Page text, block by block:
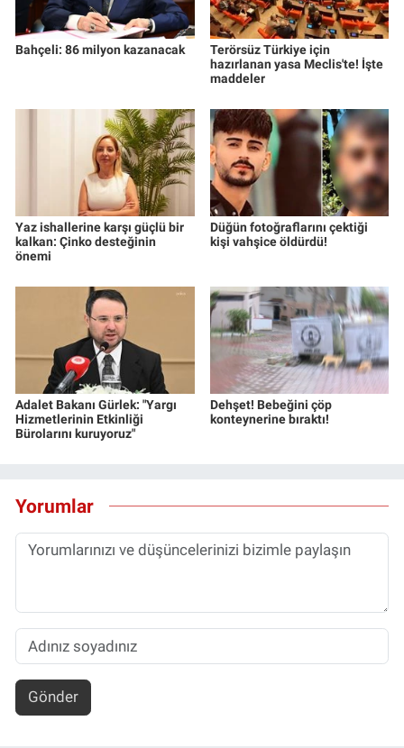
Bahçeli: 86 milyon kazanacak
Terörsüz Türkiye için
hazırlanan yasa Meclis'te! İşte
maddeler
Yaz ishallerine karşı güçlü bir
kalkan: Çinko desteğinin
önemi
Düğün fotoğraflarını çektiği
kişi vahşice öldürdü!
Adalet Bakanı Gürlek: "Yargı
Hizmetlerinin Etkinliği
Bürolarını kuruyoruz"
Dehşet! Bebeğini çöp
konteynerine bıraktı!
Yorumlar
Gönder